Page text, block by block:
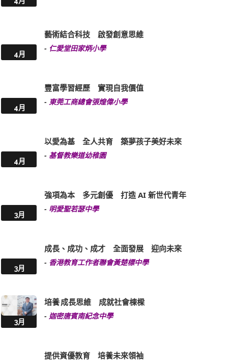
4月
藝術結合科技 啟發創意思維
- 仁愛堂田家炳小學
4月
豐富學習經歷 實現自我價值
- 東莞工商總會張煌偉小學
4月
以愛為基 全人共育 築夢孩子美好未來
- 基督教樂道幼稚園
3月
強項為本 多元創優 打造 AI 新世代青年
- 明愛聖若瑟中學
3月
成長、成功、成才 全面發展 迎向未來
- 香港教育工作者聯會黃楚標中學
3月
培養 成長思維 成就社會棟樑
- 迦密唐賓南紀念中學
提供資優教育 培養未來領袖